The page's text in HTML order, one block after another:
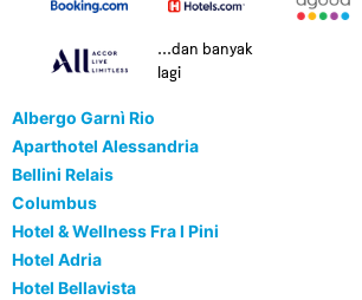
...dan banyak
lagi
Albergo Garnì Rio
Aparthotel Alessandria
Bellini Relais
Columbus
Hotel & Wellness Fra I Pini
Hotel Adria
Hotel Bellavista